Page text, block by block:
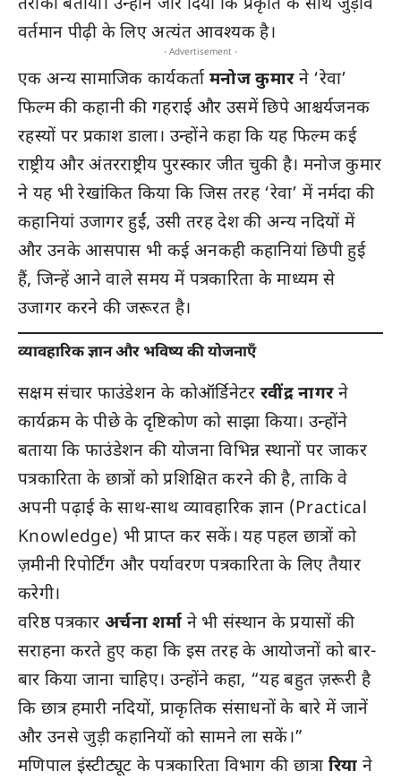
तरीका बताया। उन्होंने जोर दिया कि प्रकृति के साथ जुड़ाव
वर्तमान पीढ़ी के लिए अत्यंत आवश्यक है।
- Advertisement -
एक अन्य सामाजिक कार्यकर्ता मनोज कुमारने ‘रेवा’
फिल्म की कहानी की गहराई और उसमें छिपे आश्चर्यजनक
रहस्यों पर प्रकाश डाला। उन्होंने कहा कि यह फिल्म कई
राष्ट्रीय और अंतरराष्ट्रीय पुरस्कार जीत चुकी है। मनोज कुमार
ने यह भी रेखांकित किया कि जिस तरह ‘रेवा’ में नर्मदा की
कहानियां उजागर हुईं, उसी तरह देश की अन्य नदियों में
और उनके आसपास भी कई अनकही कहानियां छिपी हुई
हैं, जिन्हें आने वाले समय में पत्रकारिता के माध्यम से
उजागर करने की जरूरत है।
व्यावहारिक ज्ञान और भविष्य की योजनाएँ
सक्षम संचार फाउंडेशन के कोऑर्डिनेटर रवींद्र नागरने
कार्यक्रम के पीछे के दृष्टिकोण को साझा किया। उन्होंने
बताया कि फाउंडेशन की योजना विभिन्न स्थानों पर जाकर
पत्रकारिता के छात्रों को प्रशिक्षित करने की है, ताकि वे
अपनी पढ़ाई के साथ-साथ व्यावहारिक ज्ञान (Practical
Knowledge) भी प्राप्त कर सकें। यह पहल छात्रों को
ज़मीनी रिपोर्टिंग और पर्यावरण पत्रकारिता के लिए तैयार
करेगी।
वरिष्ठ पत्रकारअर्चना शर्मा ने भी संस्थान के प्रयासों की
सराहना करते हुए कहा कि इस तरह के आयोजनों को बार-
बार किया जाना चाहिए। उन्होंने कहा, “यह बहुत ज़रूरी है
कि छात्र हमारी नदियों, प्राकृतिक संसाधनों के बारे में जानें
और उनसे जुड़ी कहानियों को सामने ला सकें।”
मणिपाल इंस्टीट्यूट के पत्रकारिता विभाग की छात्रा रिया ने